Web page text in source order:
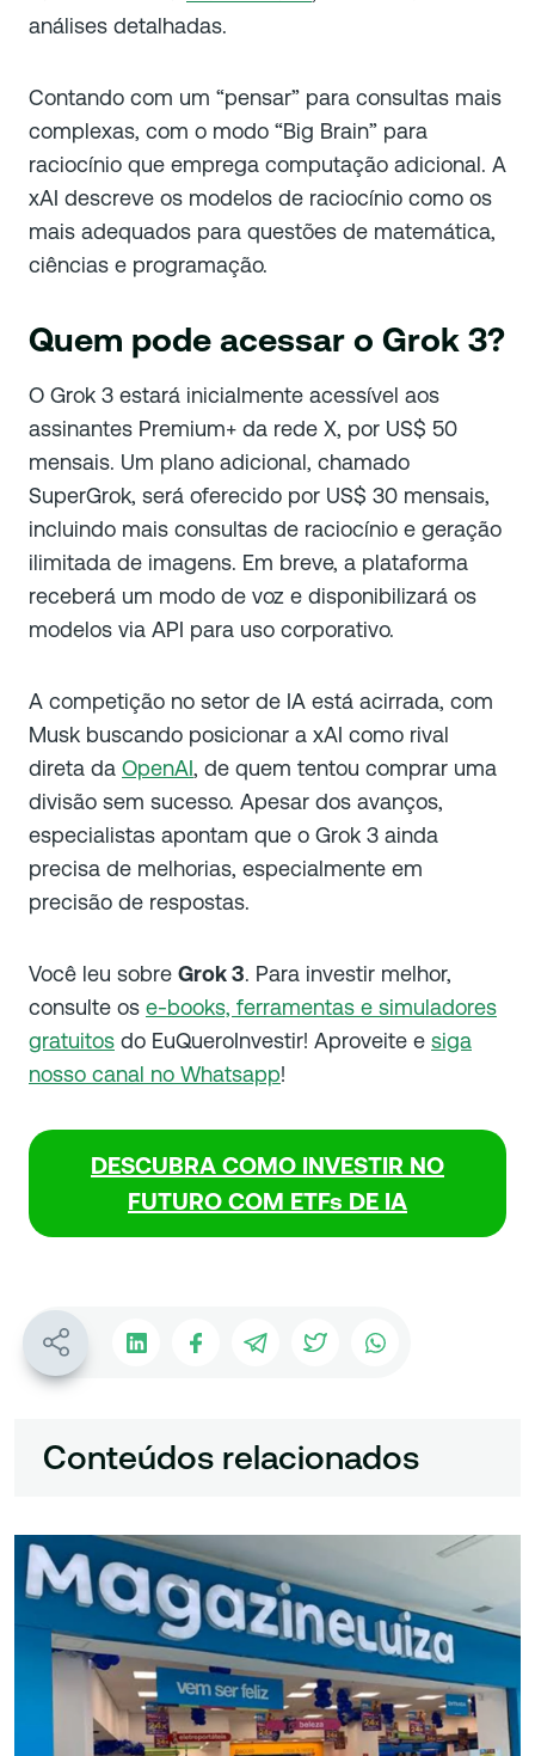
análises detalhadas.
Contando com um “pensar” para consultas mais
complexas, com o modo “Big Brain” para
raciocínio que emprega computação adicional. A
xAI descreve os modelos de raciocínio como os
mais adequados para questões de matemática,
ciências e programação.
Quem pode acessar o Grok 3?
O Grok 3 estará inicialmente acessível aos
assinantes Premium+ da rede X, por US$ 50
mensais. Um plano adicional, chamado
SuperGrok, será oferecido por US$ 30 mensais,
incluindo mais consultas de raciocínio e geração
ilimitada de imagens. Em breve, a plataforma
receberá um modo de voz e disponibilizará os
modelos via API para uso corporativo.
A competição no setor de IA está acirrada, com
Musk buscando posicionar a xAI como rival
direta da OpenAI, de quem tentou comprar uma
divisão sem sucesso. Apesar dos avanços,
especialistas apontam que o Grok 3 ainda
precisa de melhorias, especialmente em
precisão de respostas.
Você leu sobre Grok 3. Para investir melhor,
consulte os e-books, ferramentas e simuladores
gratuitos do EuQueroInvestir! Aproveite e siga
nosso canal no Whatsapp!
DESCUBRA COMO INVESTIR NO
FUTURO COM ETFs DE IA
Conteúdos relacionados